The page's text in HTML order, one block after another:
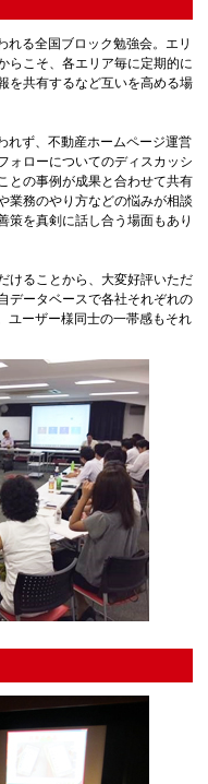
る全国ブロック勉強会。エリ
らこそ、各エリア毎に定期的に
を共有するなど互いを高める場
れず、不動産ホームページ運営
ォローについてのディスカッシ
との事例が成果と合わせて共有
業務のやり方などの悩みが相談
策を真剣に話し合う場面もあり
けることから、大変好評いただ
データベースで各社それぞれの
ユーザー様同士の一帯感もそれ